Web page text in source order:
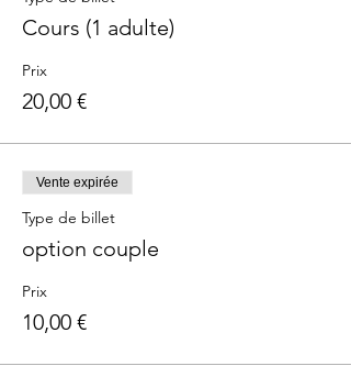
Cours (1 adulte)
Prix
20,00 €
Vente expirée
Type de billet
option couple
Prix
10,00 €